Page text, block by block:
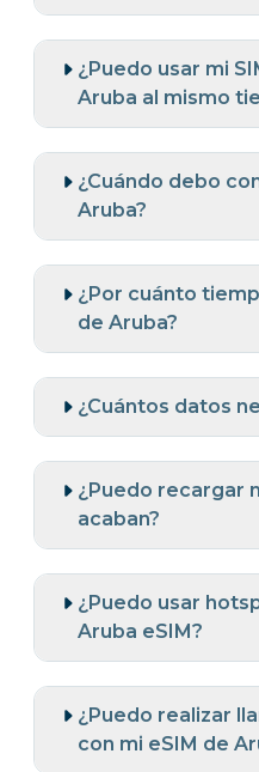
¿Puedo usar mi
Aruba al mismo
¿Cuándo debo
Aruba?
¿Por cuánto
de Aruba?
¿Cuántos datos
¿Puedo recargar
acaban?
¿Puedo usar
Aruba eSIM?
¿Puedo realizar
con mi eSIM de